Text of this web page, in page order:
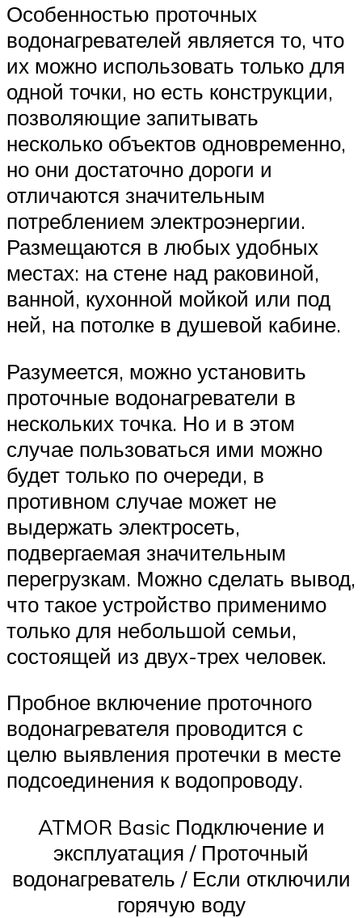
Особенностью проточных
водонагревателей является то, что
их можно использовать только для
одной точки, но есть конструкции,
позволяющие запитывать
несколько объектов одновременно,
но они достаточно дороги и
отличаются значительным
потреблением электроэнергии.
Размещаются в любых удобных
местах: на стене над раковиной,
ванной, кухонной мойкой или под
ней, на потолке в душевой кабине.
Разумеется, можно установить
проточные водонагреватели в
нескольких точка. Но и в этом
случае пользоваться ими можно
будет только по очереди, в
противном случае может не
выдержать электросеть,
подвергаемая значительным
перегрузкам. Можно сделать вывод,
что такое устройство применимо
только для небольшой семьи,
состоящей из двух-трех человек.
Пробное включение проточного
водонагревателя проводится с
целю выявления протечки в месте
подсоединения к водопроводу.
ATMOR Basic Подключение и
эксплуатация / Проточный
водонагреватель / Если отключили
горячую воду